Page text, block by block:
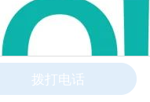
拨打电话